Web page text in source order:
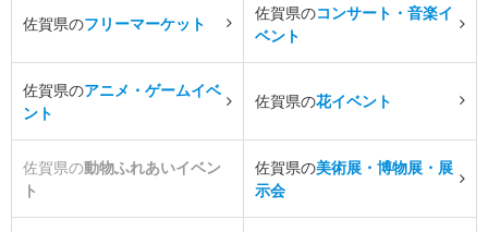
佐賀県のフリーマーケット
佐賀県のコンサート・音楽イ
ベント
佐賀県のアニメ・ゲームイベ
ント
佐賀県の花イベント
佐賀県の動物ふれあいイベン
ト
佐賀県の美術展・博物展・展
示会